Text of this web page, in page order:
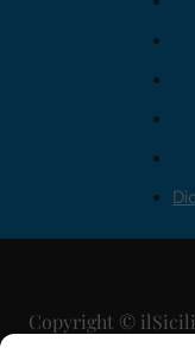
Copyright ©